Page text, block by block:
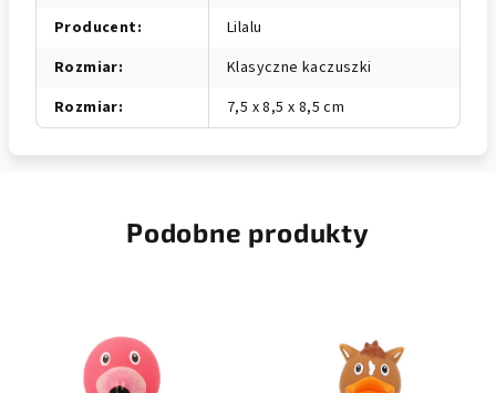
Producent:
Lilalu
Rozmiar:
Klasyczne kaczuszki
Rozmiar: 7,5 x 8,5 x 8,5 cm
Podobne produkty